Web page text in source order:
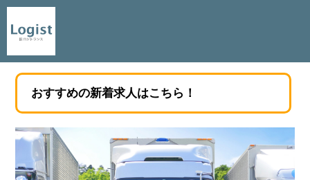
おすすめの新着求人はこちら！